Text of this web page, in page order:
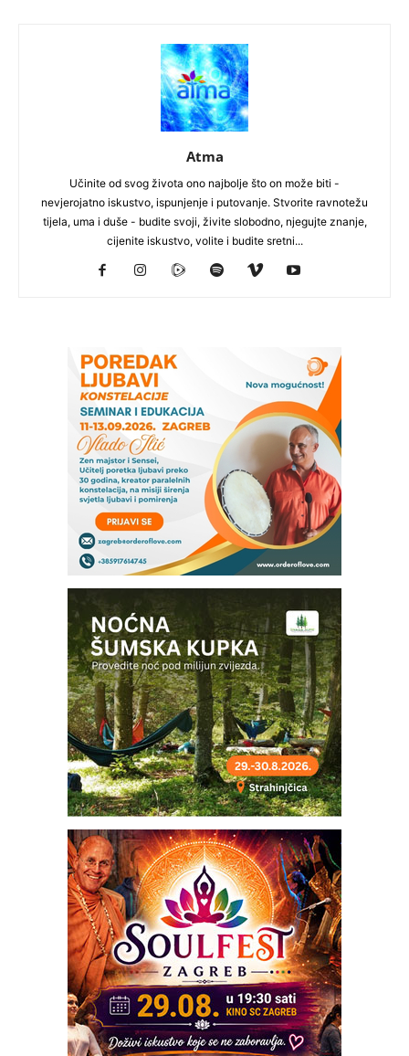
Atma
Učinite od svog života ono najbolje što on može biti -
nevjerojatno iskustvo, ispunjenje i putovanje. Stvorite ravnotežu
tijela, uma i duše - budite svoji, živite slobodno, njegujte znanje,
cijenite iskustvo, volite i budite sretni...